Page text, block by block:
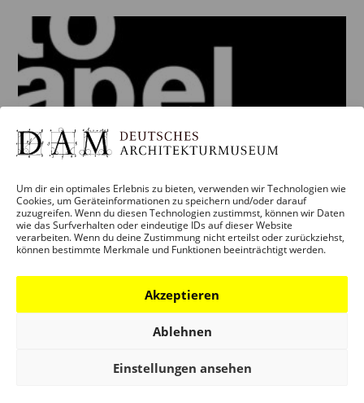
Um dir ein optimales Erlebnis zu bieten, verwenden wir Technologien wie
Cookies, um Geräteinformationen zu speichern und/oder darauf
zuzugreifen. Wenn du diesen Technologien zustimmst, können wir Daten
wie das Surfverhalten oder eindeutige IDs auf dieser Website
verarbeiten. Wenn du deine Zustimmung nicht erteilst oder zurückziehst,
können bestimmte Merkmale und Funktionen beeinträchtigt werden.
Akzeptieren
Ablehnen
Einstellungen ansehen
FRANKFURTER PROJEKTE VON OTTO
APEL, ABB ARCHITEKTEN